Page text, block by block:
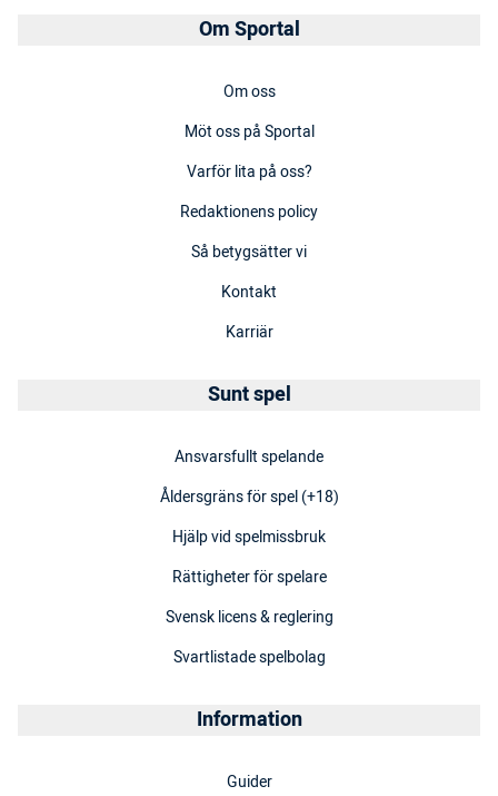
Om Sportal
Om oss
Möt oss på Sportal
Varför lita på oss?
Redaktionens policy
Så betygsätter vi
Kontakt
Karriär
Sunt spel
Ansvarsfullt spelande
Åldersgräns för spel (+18)
Hjälp vid spelmissbruk
Rättigheter för spelare
Svensk licens & reglering
Svartlistade spelbolag
Information
Guider